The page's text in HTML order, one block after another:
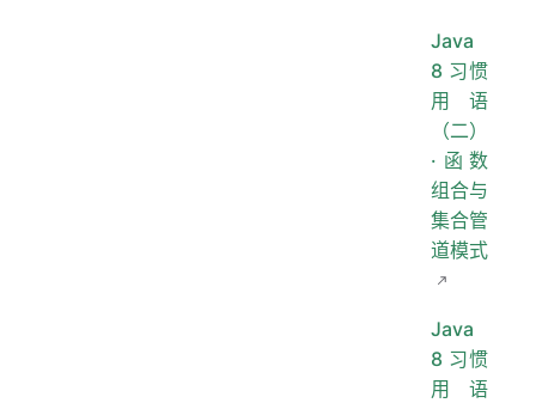
Java
8 习惯
用语
（二）
·函数
组合与
集合管
道模式
Java
8 习惯
用语